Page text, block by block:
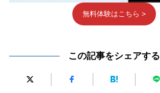
無料体験はこちら >
この記事をシェアする